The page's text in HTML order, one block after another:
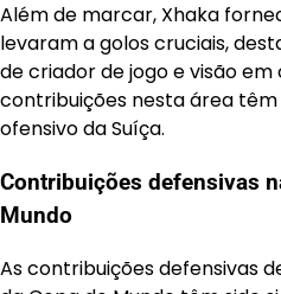
Além de marcar, Xhaka
levaram a golos cruciais,
de criador de jogo e visão em
contribuições nesta área têm
ofensivo da Suíça.
Contribuições defensivas
Mundo
As contribuições defensivas